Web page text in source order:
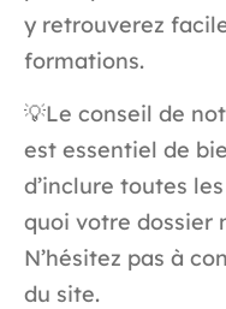
y retrouverez
formations.
💡Le conseil de
est essentiel de
d’inclure toutes
quoi votre dossier
N’hésitez pas à
du site.